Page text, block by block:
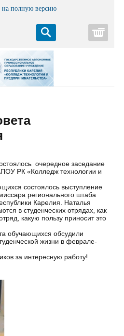
на полную версию
очередное заседание
РК «Колледж технологии и
состоялось выступление
регионального штаба
Карелия. Наталья
в студенческих отрядах, как
какую пользу приносит это
обучающихся обсудили
жизни в феврале-
за интересную работу!